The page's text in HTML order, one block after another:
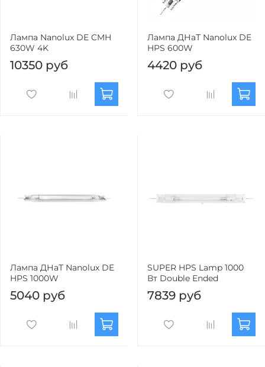
Лампа Nanolux DE CMH
630W 4K
10350 руб
Лампа ДНаТ Nanolux DE
HPS 600W
4420 руб
Лампа ДНаТ Nanolux DE
HPS 1000W
5040 руб
SUPER HPS Lamp 1000
Вт Double Ended
7839 руб